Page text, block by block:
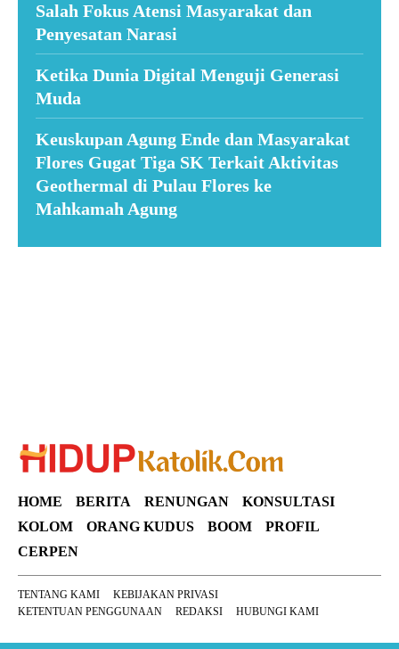
Salah Fokus Atensi Masyarakat dan
Penyesatan Narasi
Ketika Dunia Digital Menguji Generasi
Muda
Keuskupan Agung Ende dan Masyarakat
Flores Gugat Tiga SK Terkait Aktivitas
Geothermal di Pulau Flores ke
Mahkamah Agung
HOME BERITA RENUNGAN
KONSULTASI
KOLOM
ORANG KUDUS BOOM
PROFIL
CERPEN
TENTANG KAMI
KEBIJAKAN PRIVASI
KETENTUAN PENGGUNAAN
REDAKSI HUBUNGI KAMI